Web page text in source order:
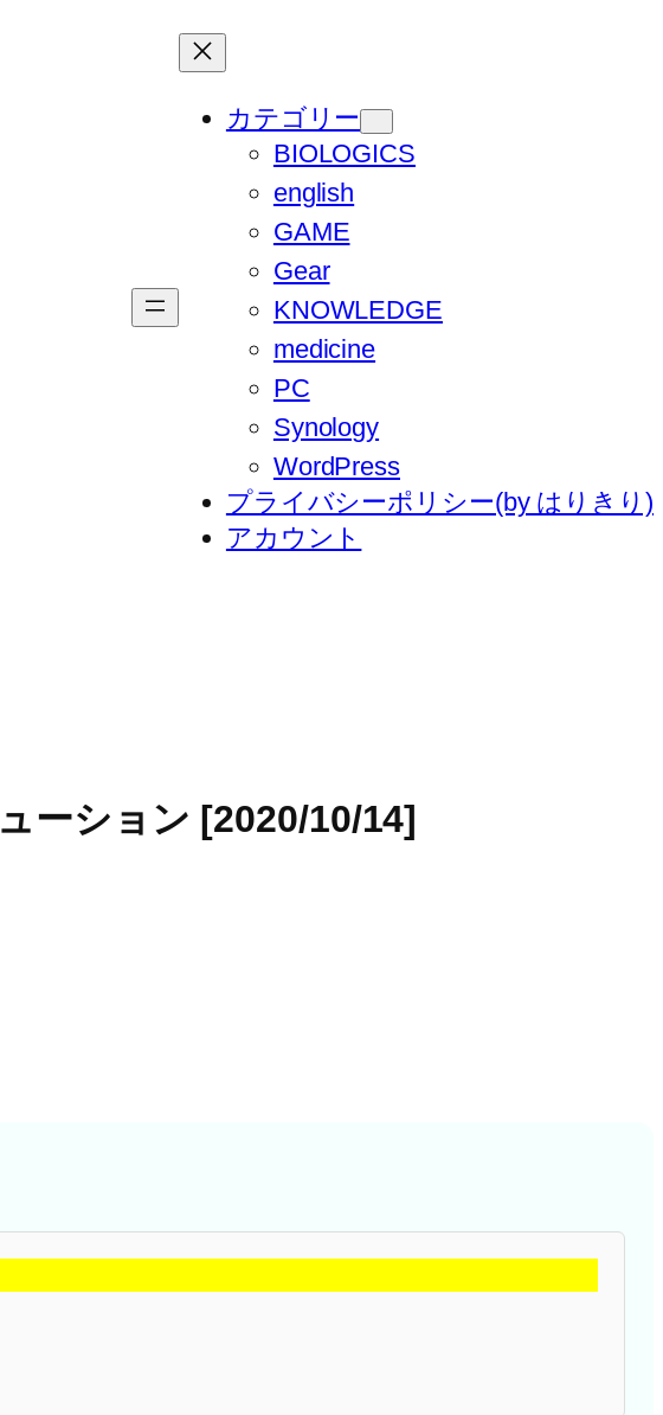
カテゴリー
BIOLOGICS
english
GAME
Gear
KNOWLEDGE
medicine
PC
Synology
WordPress
プライバシーポリシー(by はりきり)
アカウント
ーション [2020/10/14]